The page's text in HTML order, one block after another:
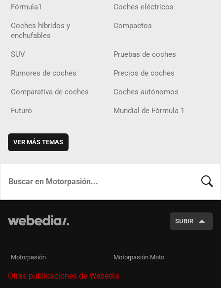
Fórmula1 Coches eléctricos
Coches híbridos y
enchufables
Compactos
SUV Pruebas de coches
Rumores de coches Precios de coches
Comparativa de coches Coches autónomos
Futuro Mundial de Fórmula 1
VER MÁS TEMAS
SUBIR
Motorpasión Motorpasión Moto
Otras publicaciones de Webedia